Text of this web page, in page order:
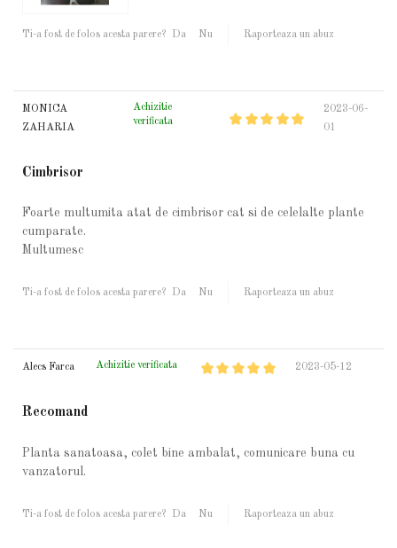
Ti-a fost de folos acesta parere? Da Nu Raporteaza un abuz
MONICA
ZAHARIA
Achizitie
verificata
2023-06-
01
Cimbrisor
Foarte multumita atat de cimbrisor cat si de celelalte plante
cumparate.
Multumesc
Ti-a fost de folos acesta parere? Da Nu Raporteaza un abuz
Alecs Farca Achizitie verificata 2023-05-12
Recomand
Planta sanatoasa, colet bine ambalat, comunicare buna cu
vanzatorul.
Ti-a fost de folos acesta parere? Da Nu Raporteaza un abuz